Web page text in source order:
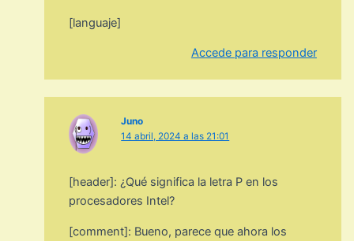
[languaje]
Accede para responder
Juno
14 abril, 2024 a las 21:01
[header]: ¿Qué significa la letra P en los
procesadores Intel?
[comment]: Bueno, parece que ahora los